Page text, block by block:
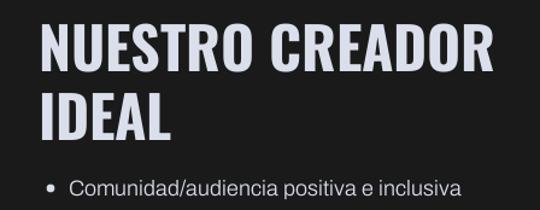
NUESTRO CREADOR
IDEAL
Comunidad/audiencia positiva e inclusiva